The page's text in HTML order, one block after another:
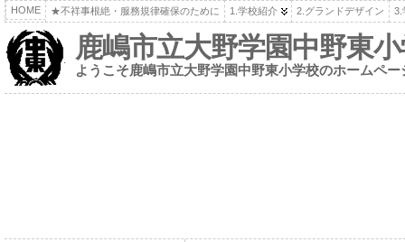
HOME ★不祥事根絶・服務規律確保のために 1.学校紹介 2.グランドデザイン 3.
鹿嶋市立大野学園中野東
ようこそ鹿嶋市立大野学園中野東小学校のホームペー